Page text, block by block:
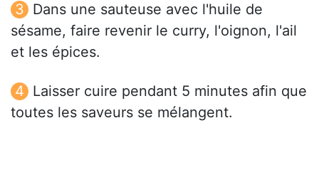
Dans une sauteuse avec l'huile de
sésame, faire revenir le curry, l'oignon, l'ail
et les épices.
Laisser cuire pendant 5 minutes afin que
toutes les saveurs se mélangent.